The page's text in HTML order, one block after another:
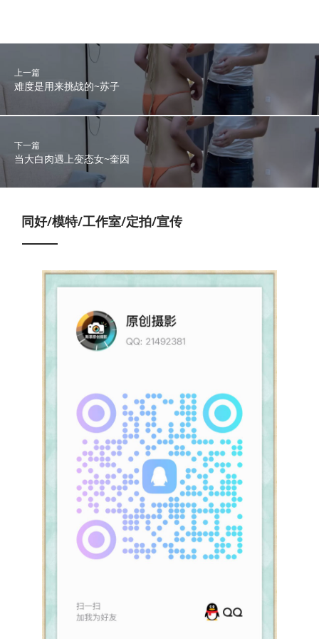
上一篇
难度是用来挑战的~苏子
下一篇
当大白肉遇上变态女~奎因
同好/模特/工作室/定拍/宣传